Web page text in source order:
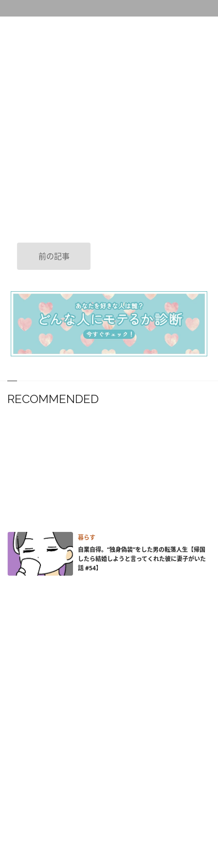
前の記事
RECOMMENDED
暮らす
自業自得。“独身偽装”をした男の転落人生【帰国
したら結婚しようと言ってくれた彼に妻子がいた
話 #54】